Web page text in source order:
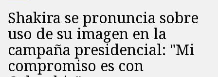
Shakira se pronuncia sobre
uso de su imagen en la
campaña presidencial: "Mi
compromiso es con